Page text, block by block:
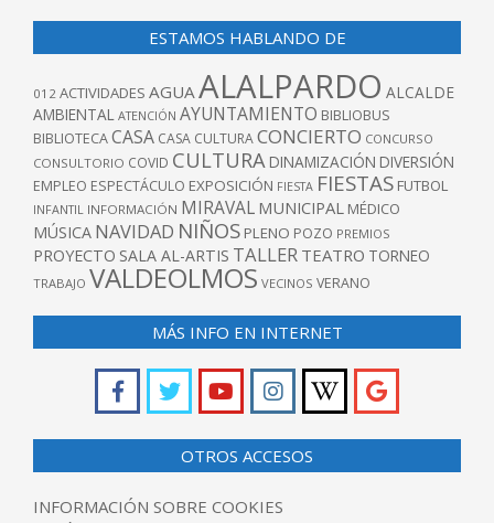
ESTAMOS HABLANDO DE
012 ACTIVIDADES AGUAALALPARDO ALCALDE
AMBIENTAL ATENCIÓN AYUNTAMIENTO BIBLIOBUS
BIBLIOTECACASA CASA CULTURACONCIERTO CONCURSO
CONSULTORIO COVID CULTURA DINAMIZACIÓN DIVERSIÓN
EMPLEO ESPECTÁCULO EXPOSICIÓN FIESTA FIESTAS FUTBOL
INFANTIL INFORMACIÓN MIRAVAL MUNICIPAL MÉDICO
MÚSICA NAVIDAD NIÑOS PLENO POZO PREMIOS
PROYECTO SALA AL-ARTIS TALLER TEATRO TORNEO
TRABAJO VALDEOLMOS VECINOS VERANO
MÁS INFO EN INTERNET
OTROS ACCESOS
INFORMACIÓN SOBRE COOKIES